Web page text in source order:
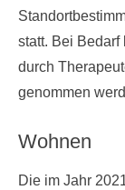
statt. Bei
durch
genommen
Wohnen
Die im Jahr